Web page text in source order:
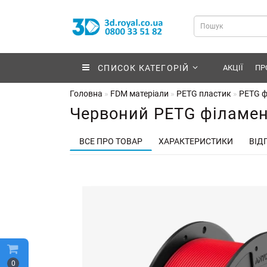
0
СПИСОК КАТЕГОРІЙ АКЦІЇ
Головна FDM матеріали PETG пластик PETG
Червоний PETG
ВСЕ ПРО ТОВАР ХАРАКТЕРИСТИКИ